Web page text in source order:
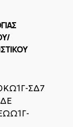
ΣΔ7